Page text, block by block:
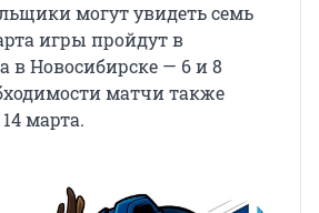
могут увидеть семь
игры пройдут в
в Новосибирске — 6 и 8
матчи также
марта.